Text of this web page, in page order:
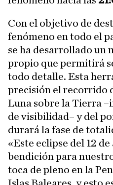
Con el objetivo de
fenómeno en todo el
se ha desarrollado un
propio que permitirá
todo detalle. Esta
precisión el recorrido
Luna sobre la Tierra
de visibilidad– y del
durará la fase de
«Este eclipse del 12 de
bendición para
toca de pleno en la